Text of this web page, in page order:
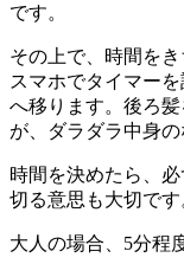
です。
その上で、時間を
スマホでタイマー
へ移ります。後ろ
が、ダラダラ中身
時間を決めたら、
切る意思も大切です
大人の場合、5分程